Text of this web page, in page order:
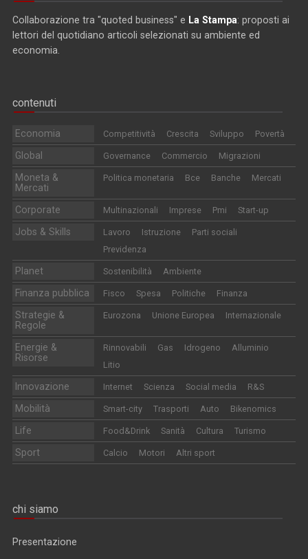
Collaborazione tra "quoted business" e La Stampa: proposti ai
lettori del quotidiano articoli selezionati su ambiente ed
economia.
contenuti
Economia Competitività Crescita Sviluppo Povertà
Global Governance Commercio Migrazioni
Moneta &
Mercati
Politica monetaria Bce Banche Mercati
Corporate Multinazionali Imprese Pmi Start-up
Jobs & Skills Lavoro Istruzione
Parti sociali
Previdenza
Planet Sostenibilità Ambiente
Finanza pubblica Fisco Spesa Politiche Finanza
Strategie &
Regole
Eurozona Unione Europea Internazionale
Energie &
Risorse
Rinnovabili Gas Idrogeno
Alluminio
Litio
Innovazione Internet Scienza Social media R&S
Mobilità Smart-city Trasporti Auto Bikenomics
Life Food&Drink Sanità Cultura Turismo
Sport Calcio Motori Altri sport
chi siamo
Presentazione